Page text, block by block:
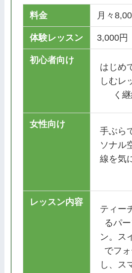
料金 月々
体験レッスン 3,000円
初心者向け
はじめ
しむレ
く
女性向け
手ぶら
ソナル
線を気
レッスン内容
ティー
るパ
ン。ス
でフ
し、ス